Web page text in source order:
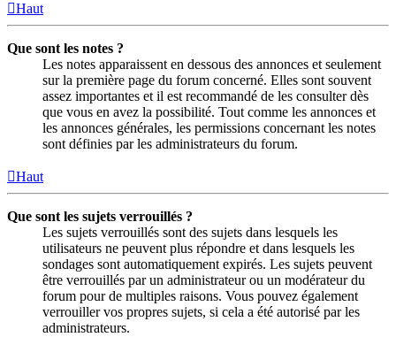
Haut
Que sont les notes ?
Les notes apparaissent en dessous des annonces et seulement
sur la première page du forum concerné. Elles sont souvent
assez importantes et il est recommandé de les consulter dès
que vous en avez la possibilité. Tout comme les annonces et
les annonces générales, les permissions concernant les notes
sont définies par les administrateurs du forum.
Haut
Que sont les sujets verrouillés ?
Les sujets verrouillés sont des sujets dans lesquels les
utilisateurs ne peuvent plus répondre et dans lesquels les
sondages sont automatiquement expirés. Les sujets peuvent
être verrouillés par un administrateur ou un modérateur du
forum pour de multiples raisons. Vous pouvez également
verrouiller vos propres sujets, si cela a été autorisé par les
administrateurs.